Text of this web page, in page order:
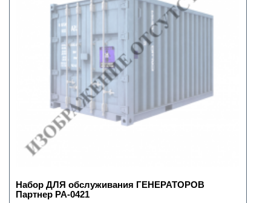
Набор ДЛЯ обслуживания ГЕНЕРАТОРОВ
Партнер РА-0421